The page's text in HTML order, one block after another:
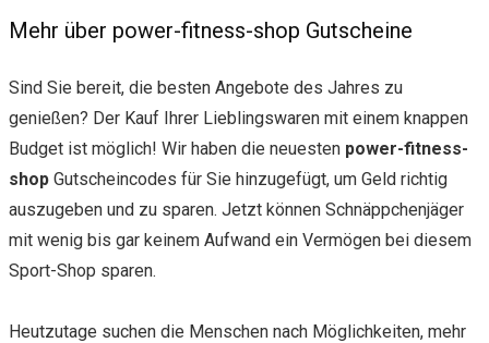
Mehr über power-fitness-shop Gutscheine
Sind Sie bereit, die besten Angebote des Jahres zu
genießen? Der Kauf Ihrer Lieblingswaren mit einem knappen
Budget ist möglich! Wir haben die neuesten power-fitness-
shop Gutscheincodes für Sie hinzugefügt, um Geld richtig
auszugeben und zu sparen. Jetzt können Schnäppchenjäger
mit wenig bis gar keinem Aufwand ein Vermögen bei diesem
Sport-Shop sparen.
Heutzutage suchen die Menschen nach Möglichkeiten, mehr